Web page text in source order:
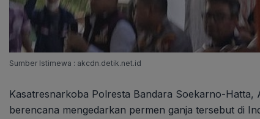
Sumber Istimewa : akcdn.detik.net.id
Kasatresnarkoba Polresta Bandara Soekarno-
berencana mengedarkan permen ganja tersebut di